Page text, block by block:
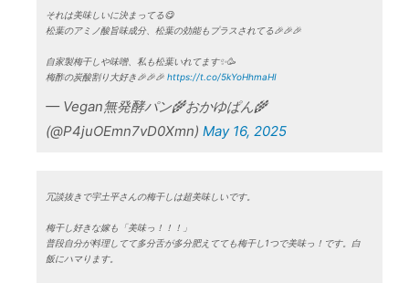
それは美味しいに決まってる😋
松葉のアミノ酸旨味成分、松葉の効能もプラスされてる🎉🎉🎉
自家製梅干しや味噌、私も松葉いれてます✨🥳
梅酢の炭酸割り大好き🎉🎉🎉 https://t.co/5kYoHhmaHI
— Vegan無発酵パン🌾おかゆぱん🌾
(@P4juOEmn7vD0Xmn) May 16, 2025
冗談抜きで宇土平さんの梅干しは超美味しいです。
梅干し好きな嫁も「美味っ！！！」
普段自分が料理してて多分舌が多分肥えてても梅干し1つで美味っ！です。白
飯にハマります。